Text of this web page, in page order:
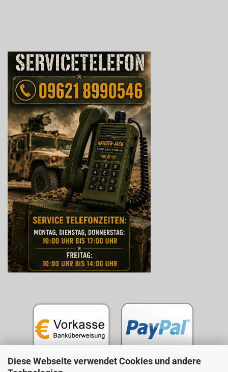
Diese Webseite verwendet Cookies und andere